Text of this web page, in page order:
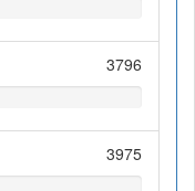
3796
3975